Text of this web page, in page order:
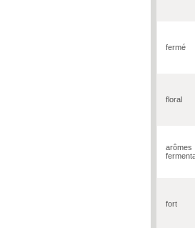
fermé
floral
arômes
fort